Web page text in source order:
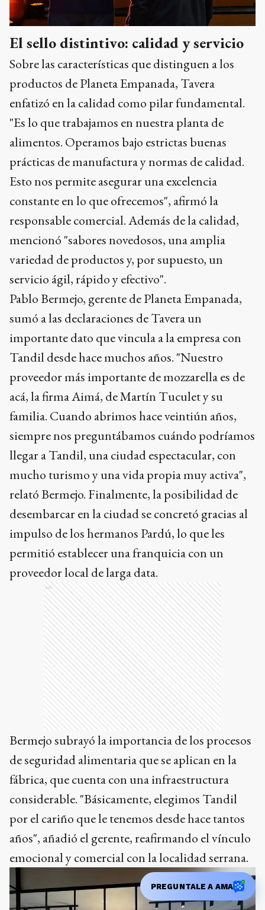
El sello distintivo: calidad y servicio
Sobre las características que distinguen a los
productos de Planeta Empanada, Tavera
enfatizó en la calidad como pilar fundamental.
"Es lo que trabajamos en nuestra planta de
alimentos. Operamos bajo estrictas buenas
prácticas de manufactura y normas de calidad.
Esto nos permite asegurar una excelencia
constante en lo que ofrecemos", afirmó la
responsable comercial. Además de la calidad,
mencionó "sabores novedosos, una amplia
variedad de productos y, por supuesto, un
servicio ágil, rápido y efectivo".
Pablo Bermejo, gerente de Planeta Empanada,
sumó a las declaraciones de Tavera un
importante dato que vincula a la empresa con
Tandil desde hace muchos años. "Nuestro
proveedor más importante de mozzarella es de
acá, la firma Aimá, de Martín Tuculet y su
familia. Cuando abrimos hace veintiún años,
siempre nos preguntábamos cuándo podríamos
llegar a Tandil, una ciudad espectacular, con
mucho turismo y una vida propia muy activa",
relató Bermejo. Finalmente, la posibilidad de
desembarcar en la ciudad se concretó gracias al
impulso de los hermanos Pardú, lo que les
permitió establecer una franquicia con un
proveedor local de larga data.
Ads
Bermejo subrayó la importancia de los procesos
de seguridad alimentaria que se aplican en la
fábrica, que cuenta con una infraestructura
considerable. "Básicamente, elegimos Tandil
por el cariño que le tenemos desde hace tantos
años", añadió el gerente, reafirmando el vínculo
emocional y comercial con la localidad serrana.
PREGUNTALE A AMA